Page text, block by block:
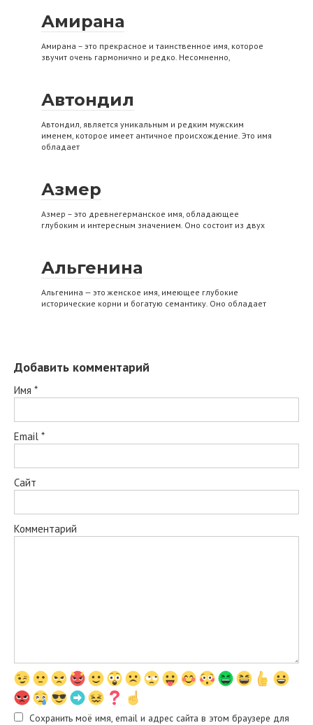
Амирана
Амирана – это прекрасное и таинственное имя, которое
звучит очень гармонично и редко. Несомненно,
Автондил
Автондил, является уникальным и редким мужским
именем, которое имеет античное происхождение. Это имя
обладает
Азмер
Азмер – это древнегерманское имя, обладающее
глубоким и интересным значением. Оно состоит из двух
Альгенина
Альгенина — это женское имя, имеющее глубокие
исторические корни и богатую семантику. Оно обладает
Добавить комментарий
Имя *
Email *
Сайт
Комментарий
Сохранить моё имя, email и адрес сайта в этом браузере для